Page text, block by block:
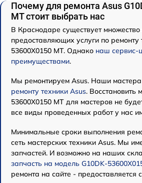
Почему для ремонта Asus
MT стоит выбрать нас
В Краснодаре существует множество
предоставляющих услуги по ремонту
53600X0150 MT. Однако наш сервис-
преимуществами.
Мы ремонтируем Asus. Наши
ремонту техники Asus. Восстановить
53600X0150 MT для мастеров не
все виды проведенных работ у нас
Минимальные сроки выполнения
сеть мастерских техники Asus. Мы
запчастей. И возможно на наших
запчасть на модель G10DK-
ремонта на сайте - предоставляется